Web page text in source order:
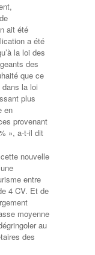
ait été
a été
la loi des
des
que ce
la loi
plus
en
provenant
», a-t-il dit
nouvelle
entre
4 CV. Et de
moyenne
au
des